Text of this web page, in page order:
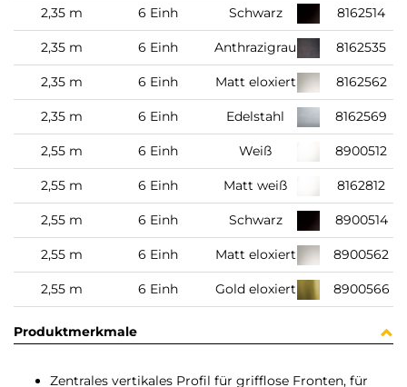
2,35 m 6 Einh Schwarz 8162514
2,35 m 6 Einh Anthrazigrau 8162535
2,35 m 6 Einh Matt eloxiert 8162562
2,35 m 6 Einh Edelstahl 8162569
2,55 m 6 Einh Weiß 8900512
2,55 m 6 Einh Matt weiß 8162812
2,55 m 6 Einh Schwarz 8900514
2,55 m 6 Einh Matt eloxiert 8900562
2,55 m 6 Einh Gold eloxiert 8900566
Produktmerkmale
Zentrales vertikales Profil für grifflose Fronten, für